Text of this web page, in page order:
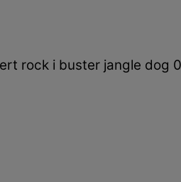
rock i buster jangle dog